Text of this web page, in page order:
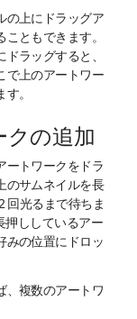
の上にドラッグア
ともできます。
ラッグすると、
で上のアートワー
。
の追加
ートワークをドラ
のサムネイルを長
回光るまで待ちま
押ししているアー
みの位置にドロッ
、複数のアートワ